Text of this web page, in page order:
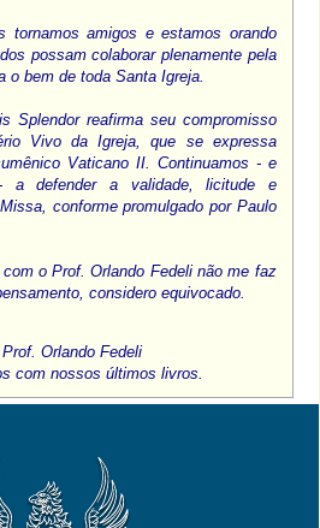
tornamos amigos e estamos orando
possam colaborar plenamente pela
o bem de toda Santa Igreja.
Splendor reafirma seu compromisso
Vivo da Igreja, que se expressa
Vaticano II. Continuamos - e
- a defender a validade, licitude e
conforme promulgado por Paulo
o Prof. Orlando Fedeli não me faz
considero equivocado.
Orlando Fedeli
com nossos últimos livros.